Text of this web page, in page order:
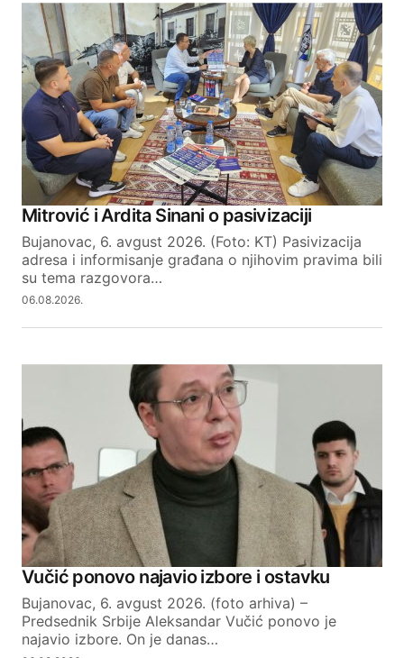
Your email address will not be published.
Required fields are marked *
Comment*
Your Name
Your E-mail
Mitrović i Ardita Sinani o pasivizaciji
Bujanovac, 6. avgust 2026. (Foto: KT) Pasivizacija
adresa i informisanje građana o njihovim pravima bili
su tema razgovora…
06.08.2026.
Vučić ponovo najavio izbore i ostavku
Bujanovac, 6. avgust 2026. (foto arhiva) –
Predsednik Srbije Aleksandar Vučić ponovo je
najavio izbore. On je danas…